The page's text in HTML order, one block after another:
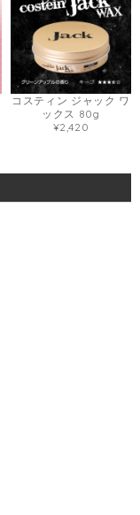
コスティン ジャック ワ
ックス 80g
¥2,420